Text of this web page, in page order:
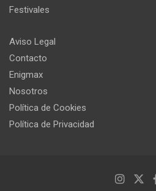
Festivales
Aviso Legal
Contacto
Enigmax
Nosotros
Política de Cookies
Política de Privacidad